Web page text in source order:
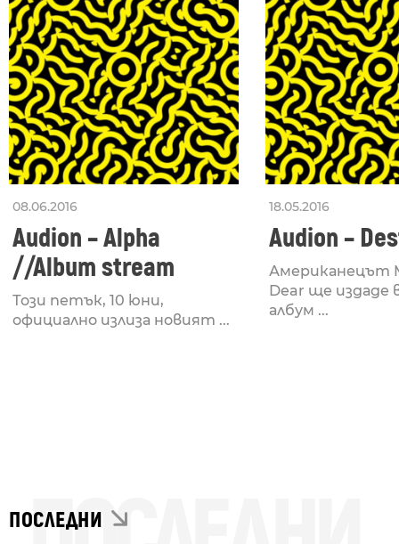
08.06.2016
Audion – Alpha
//Album stream
Този петък, 10 юни,
официално излиза новият ...
18.05.2016
Audion –
Американецът
Dear ще издаде
албум ...
ПОСЛЕДНИ